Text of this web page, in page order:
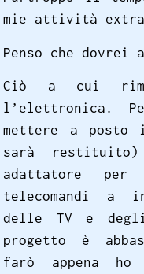
mie attività extra
Penso che dovrei
Ciò a cui
l’elettronica.
mettere a posto
sarà
adattatore
telecomandi a
delle TV e
progetto è
farò appena